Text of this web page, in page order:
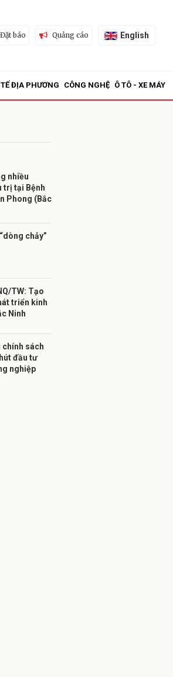
Đặt báo Quảng cáo English
ĐỊA PHƯƠNG CÔNG NGHỆ Ô TÔ - XE MÁY
nhiều
trị tại Bệnh
Phong (Bắc
chảy”
TW: Tạo
triển kinh
Ninh
chính sách
đầu tư
nghiệp